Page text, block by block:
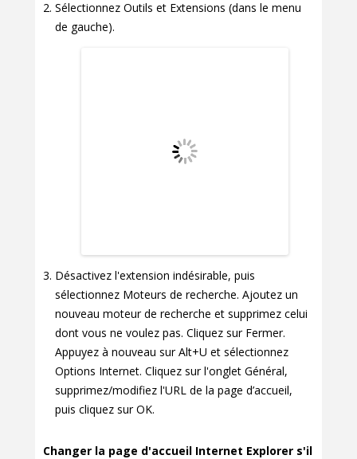
Sélectionnez Outils et Extensions (dans le menu
de gauche).
Désactivez l'extension indésirable, puis
sélectionnez Moteurs de recherche. Ajoutez un
nouveau moteur de recherche et supprimez celui
dont vous ne voulez pas. Cliquez sur Fermer.
Appuyez à nouveau sur Alt+U et sélectionnez
Options Internet. Cliquez sur l'onglet Général,
supprimez/modifiez l'URL de la page d’accueil,
puis cliquez sur OK.
Changer la page d'accueil Internet Explorer s'il